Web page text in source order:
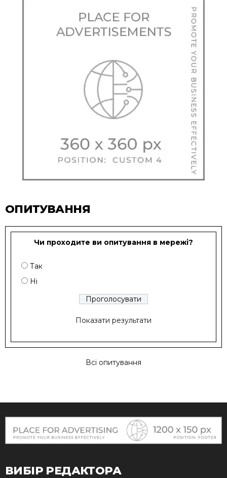
ОПИТУВАННЯ
Чи проходите ви опитування в мережі?
Так
Ні
Показати результати
Всі опитування
ВИБІР РЕДАКТОРА